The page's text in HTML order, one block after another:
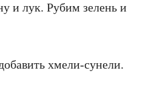
и лук. Рубим зелень и
хмели-сунели.